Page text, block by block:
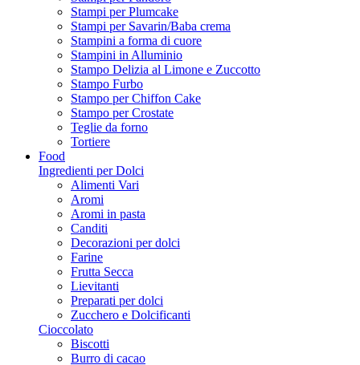
Stampi per Plumcake
Stampi per Savarin/Baba crema
Stampini a forma di cuore
Stampini in Alluminio
Stampo Delizia al Limone e Zuccotto
Stampo Furbo
Stampo per Chiffon Cake
Stampo per Crostate
Teglie da forno
Tortiere
Food
Ingredienti per Dolci
Alimenti Vari
Aromi
Aromi in pasta
Canditi
Decorazioni per dolci
Farine
Frutta Secca
Lievitanti
Preparati per dolci
Zucchero e Dolcificanti
Cioccolato
Biscotti
Burro di cacao